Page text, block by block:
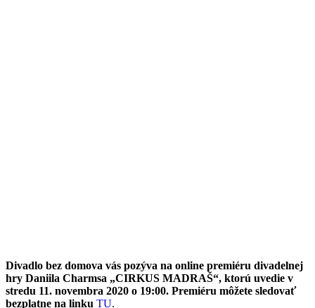
Divadlo bez domova vás pozýva na online premiéru divadelnej
hry Daniila Charmsa „CIRKUS MADRAŠ“, ktorú uvedie v
stredu 11. novembra 2020 o 19:00. Premiéru môžete sledovať
bezplatne na linku TU.